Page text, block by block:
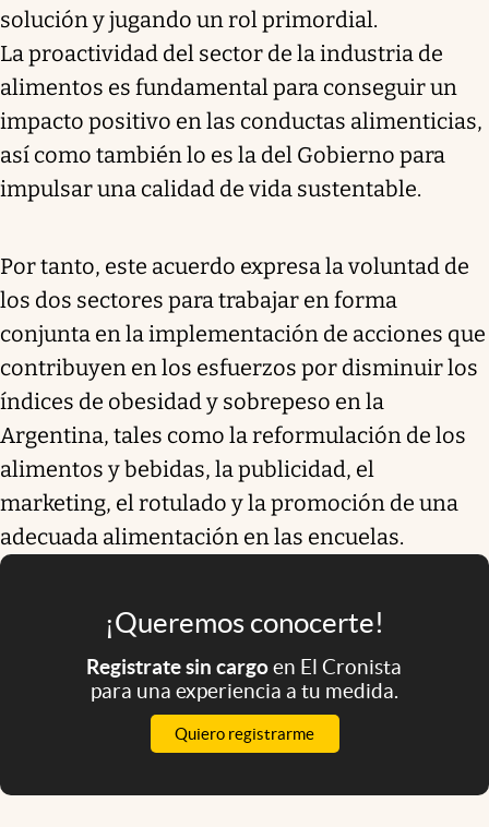
solución y jugando un rol primordial.
La proactividad del sector de la industria de
alimentos es fundamental para conseguir un
impacto positivo en las conductas alimenticias,
así como también lo es la del Gobierno para
impulsar una calidad de vida sustentable.
Por tanto, este acuerdo expresa la voluntad de
los dos sectores para trabajar en forma
conjunta en la implementación de acciones que
contribuyen en los esfuerzos por disminuir los
índices de obesidad y sobrepeso en la
Argentina, tales como la reformulación de los
alimentos y bebidas, la publicidad, el
marketing, el rotulado y la promoción de una
adecuada alimentación en las encuelas.
¡Queremos conocerte!
Registrate sin cargoen El Cronista
para una experiencia a tu medida.
Quiero registrarme